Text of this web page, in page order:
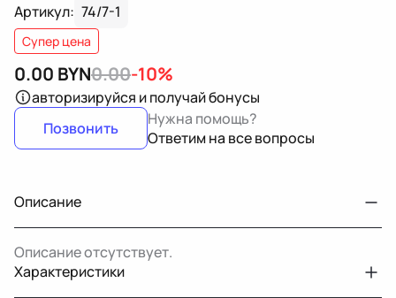
Артикул: 74/7-1
Супер цена
0.00 BYN0.00-10%
авторизируйся и получай бонусы
Позвонить
Нужна помощь?
Ответим на все вопросы
Описание
Описание отсутствует.
Характеристики